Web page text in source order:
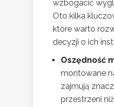
wzbogacić
Oto kilka
które warto
decyzji o ich
Oszędność
montowane
zajmują
przestrzeni